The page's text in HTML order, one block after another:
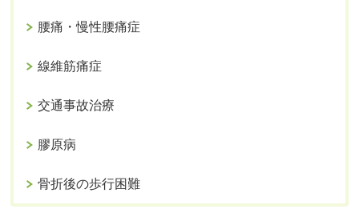
腰痛・慢性腰痛症
線維筋痛症
交通事故治療
膠原病
骨折後の歩行困難